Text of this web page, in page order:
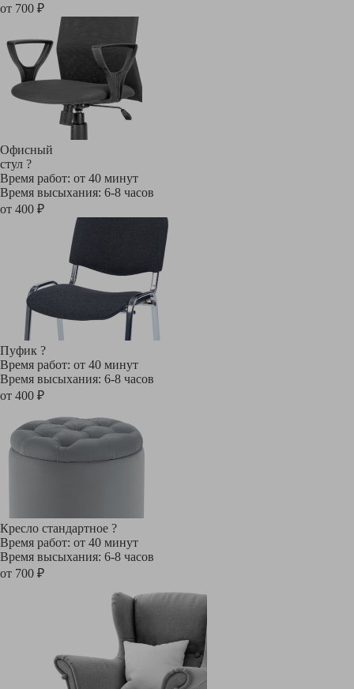
от 700 ₽
Офисный
стул ?
Время работ: от 40 минут
Время высыхания: 6-8 часов
от 400 ₽
Пуфик ?
Время работ: от 40 минут
Время высыхания: 6-8 часов
от 400 ₽
Кресло стандартное ?
Время работ: от 40 минут
Время высыхания: 6-8 часов
от 700 ₽